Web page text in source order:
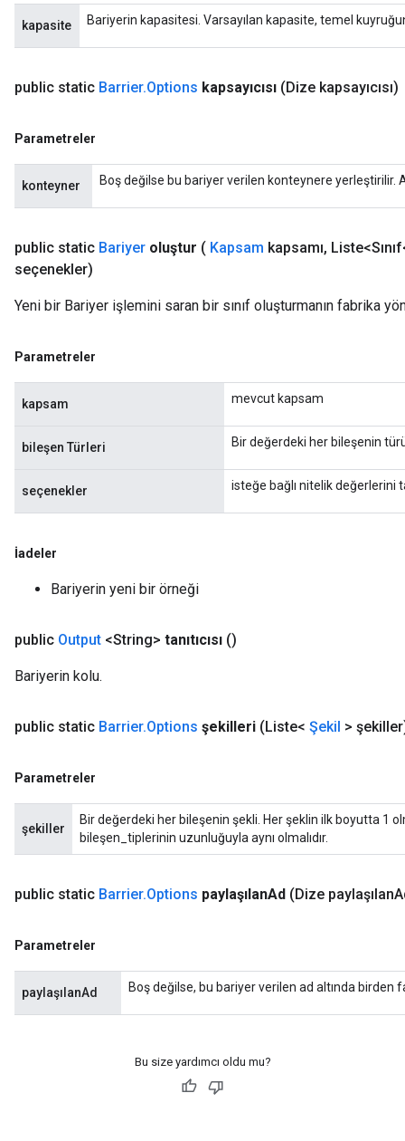
kapasite Bariyerin kapasitesi. Varsayılan kapasite, temel
public static Barrier.Options kapsayıcısı (Dize kapsayıcısı)
Parametreler
konteyner Boş değilse bu bariyer verilen konteynere yerleştirilir.
public static Bariyer oluştur ( Kapsam kapsamı,
seçenekler)
Yeni bir Bariyer işlemini saran bir sınıf oluşturmanın fabrika
Parametreler
kapsam mevcut kapsam
bileşen Türleri Bir değerdeki her bileşenin
seçenekler isteğe bağlı nitelik değerlerini
İadeler
Bariyerin yeni bir örneği
public Output <String> tanıtıcısı ()
Bariyerin kolu.
public static Barrier.Options şekilleri (Liste< Şekil >
Parametreler
şekiller
Bir değerdeki her bileşenin şekli. Her şeklin ilk boyutta 1
bileşen_tiplerinin uzunluğuyla aynı olmalıdır.
public static Barrier.Options paylaşılanAd (Dize paylaşılan
Parametreler
paylaşılanAd Boş değilse, bu bariyer verilen ad altında birden
Bu size yardımcı oldu mu?